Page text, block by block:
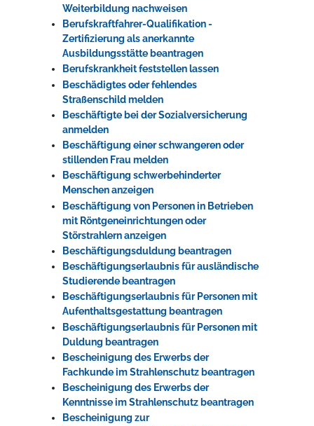
Weiterbildung nachweisen
Berufskraftfahrer-Qualifikation -
Zertifizierung als anerkannte
Ausbildungsstätte beantragen
Berufskrankheit feststellen lassen
Beschädigtes oder fehlendes
Straßenschild melden
Beschäftigte bei der Sozialversicherung
anmelden
Beschäftigung einer schwangeren oder
stillenden Frau melden
Beschäftigung schwerbehinderter
Menschen anzeigen
Beschäftigung von Personen in Betrieben
mit Röntgeneinrichtungen oder
Störstrahlern anzeigen
Beschäftigungsduldung beantragen
Beschäftigungserlaubnis für ausländische
Studierende beantragen
Beschäftigungserlaubnis für Personen mit
Aufenthaltsgestattung beantragen
Beschäftigungserlaubnis für Personen mit
Duldung beantragen
Bescheinigung des Erwerbs der
Fachkunde im Strahlenschutz beantragen
Bescheinigung des Erwerbs der
Kenntnisse im Strahlenschutz beantragen
Bescheinigung zur